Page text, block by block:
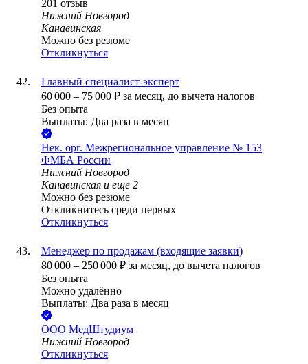
201 отзыв
Нижний Новгород
Канавинская
Можно без резюме
Откликнуться
Главный специалист-эксперт
60 000 – 75 000 ₽ за месяц, до вычета налогов
Без опыта
Выплаты: Два раза в месяц
Нек. орг. Межрегиональное управление № 153
ФМБА России
Нижний Новгород
Канавинская и еще 2
Можно без резюме
Откликнитесь среди первых
Откликнуться
Менеджер по продажам (входящие заявки)
80 000 – 250 000 ₽ за месяц, до вычета налогов
Без опыта
Можно удалённо
Выплаты: Два раза в месяц
ООО МедШтудиум
Нижний Новгород
Откликнуться